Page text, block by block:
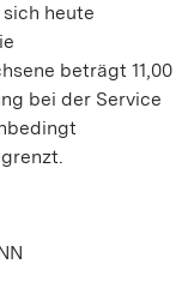
heute
beträgt 11,00
bei der Service